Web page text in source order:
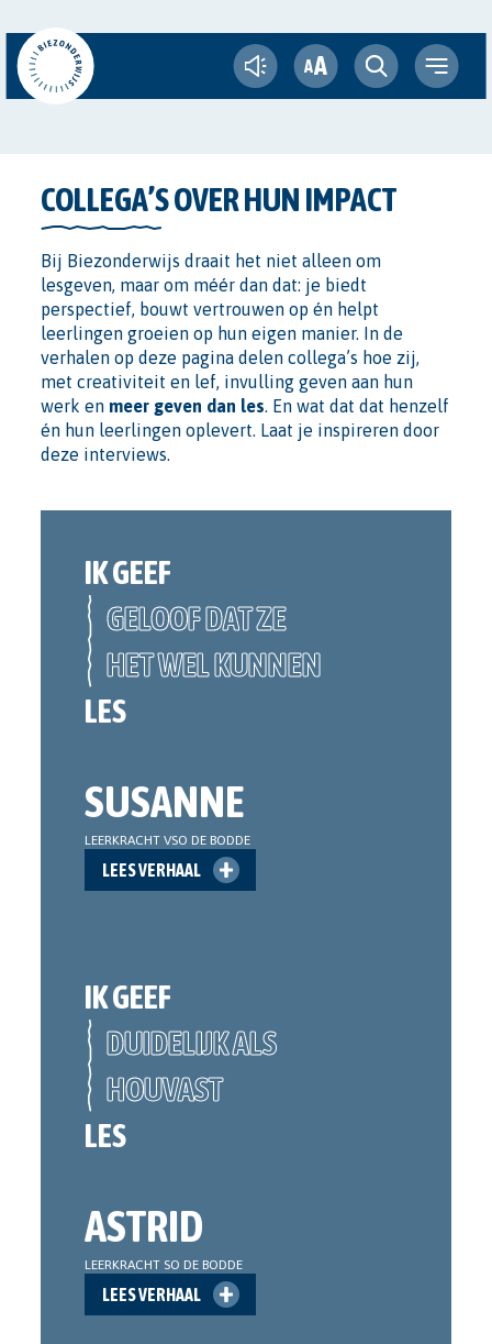
AA
IK GEEF
VERTROUWEN DAT ZE
HET ZELF KUNNEN
LES
COLLEGA’S OVER HUN IMPACT
Bij Biezonderwijs draait het niet alleen om
lesgeven, maar om méér dan dat: je biedt
perspectief, bouwt vertrouwen op én helpt
leerlingen groeien op hun eigen manier. In de
verhalen op deze pagina delen collega’s hoe zij,
met creativiteit en lef, invulling geven aan hun
werk en meer geven dan les. En wat dat dat henzelf
én hun leerlingen oplevert. Laat je inspireren door
deze interviews.
IK GEEF
GELOOF DAT ZE
HET WEL KUNNEN
LES
SUSANNE
LEERKRACHT VSO DE BODDE
LEES VERHAAL
IK GEEF
DUIDELIJK ALS
HOUVAST
LES
ASTRID
LEERKRACHT SO DE BODDE
LEES VERHAAL